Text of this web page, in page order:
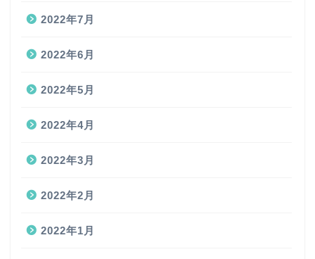
2022年7月
2022年6月
2022年5月
2022年4月
2022年3月
2022年2月
2022年1月